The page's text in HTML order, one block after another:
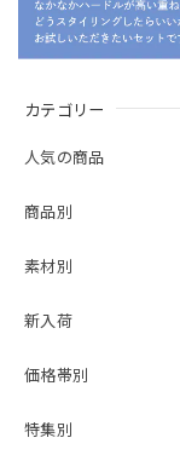
カテゴリー
人気の商品
商品別
素材別
新入荷
価格帯別
特集別